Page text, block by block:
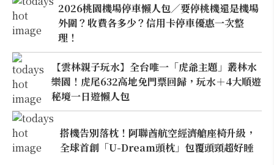
2026桃園機場停車懶人包／要停桃機還是機場
外圍？收費各多少？信用卡停車優惠一次整
理！
【雲林親子玩水】全台唯一「虎爺主題」叢林水
樂園！虎尾632高地免門票回歸，玩水＋4大順遊
秘境一日遊懶人包
搭機告別落枕！阿聯酋航空經濟艙座椅升級，
全球首創「U-Dream頭枕」包覆頭頸超好睡